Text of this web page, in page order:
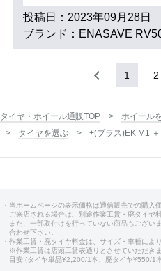
投稿日：2023年09月28日
ブランド：ENASAVE
1 2
タイヤ・ホイール通販TOP ホイール
タイヤを選ぶ
+(プラス)EK M1
・当ホームページの表示価格は通信販売での購入
ご来店される場合は、別途作業工賃・廃タイヤ
また、一部取付けを行っていない商品もござい
合わせ下さい。
・作業工賃・廃タイヤ料金は、サイズ・車種によ
※作業工賃は店頭工賃表通りとさせていただきま
目安:(タイヤ単品¥2,200/1本、廃タイヤ¥550/1